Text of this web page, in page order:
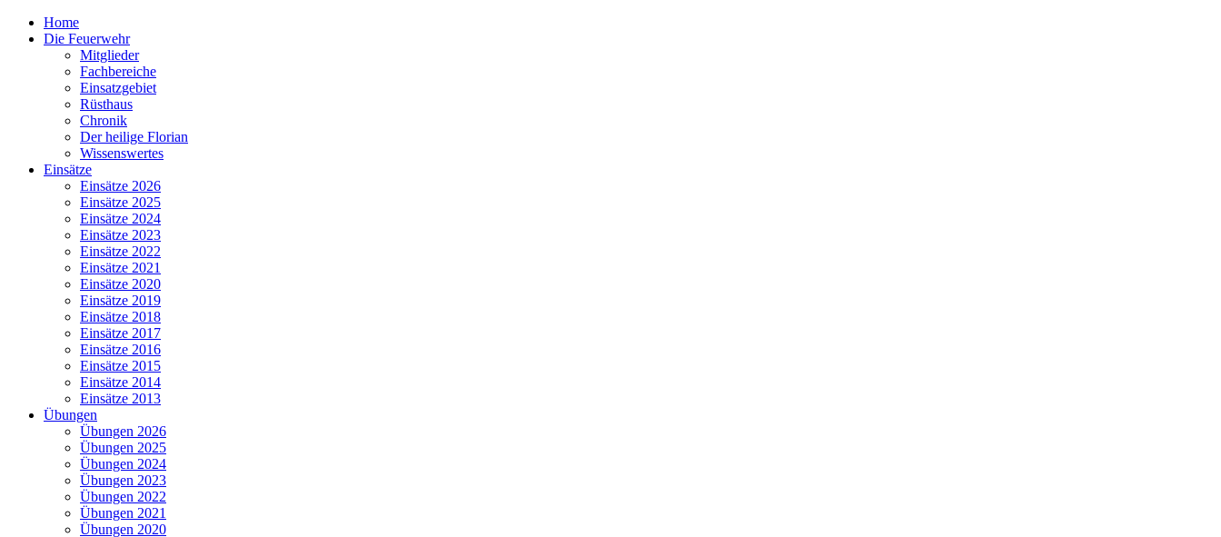
Home
Die Feuerwehr
Mitglieder
Fachbereiche
Einsatzgebiet
Rüsthaus
Chronik
Der heilige Florian
Wissenswertes
Einsätze
Einsätze 2026
Einsätze 2025
Einsätze 2024
Einsätze 2023
Einsätze 2022
Einsätze 2021
Einsätze 2020
Einsätze 2019
Einsätze 2018
Einsätze 2017
Einsätze 2016
Einsätze 2015
Einsätze 2014
Einsätze 2013
Übungen
Übungen 2026
Übungen 2025
Übungen 2024
Übungen 2023
Übungen 2022
Übungen 2021
Übungen 2020